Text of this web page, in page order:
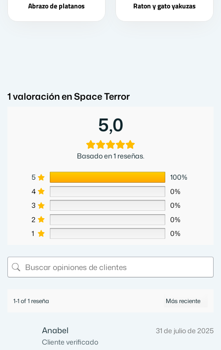
Abrazo de platanos Raton y gato yakuzas
1 valoración enSpace Terror
5,0
Basado en 1 reseñas.
5
100%
4
0%
3
0%
2
0%
1
0%
1-1 of 1 reseña
Anabel
Cliente verificado
31 de julio de 2025